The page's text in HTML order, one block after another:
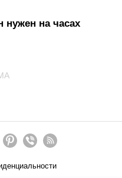
нужен на часах